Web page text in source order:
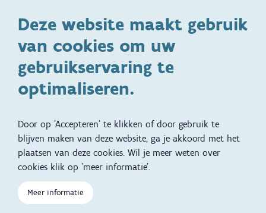
Deze website maakt gebruik
van cookies om uw
gebruikservaring te
optimaliseren.
Door op 'Accepteren' te klikken of door gebruik te
blijven maken van deze website, ga je akkoord met het
plaatsen van deze cookies. Wil je meer weten over
cookies klik op 'meer informatie'.
Meer informatie
Ontwikkeling en gedrag
Specifieke
ondersteuningsbehoefte
Zwangerschap en geboorte
Slapen
Gezinsleven
Adoptie
Kinderwens
Voet
Kind en Gezin diensten
Aanbod tijdens de
zwangerschap
Vertalingen